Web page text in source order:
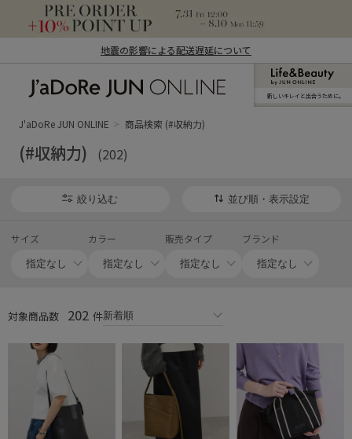
地震の影響による配送遅延について
ン オンライン）
新しいキレイと出合うために。
J'aDoRe JUN ONLINE 商品検索 (#収納力)
(#収納力) (202)
絞り込む 並び順・表示設定
サイズ カラー 販売タイプ ブランド
対象商品数 202 件